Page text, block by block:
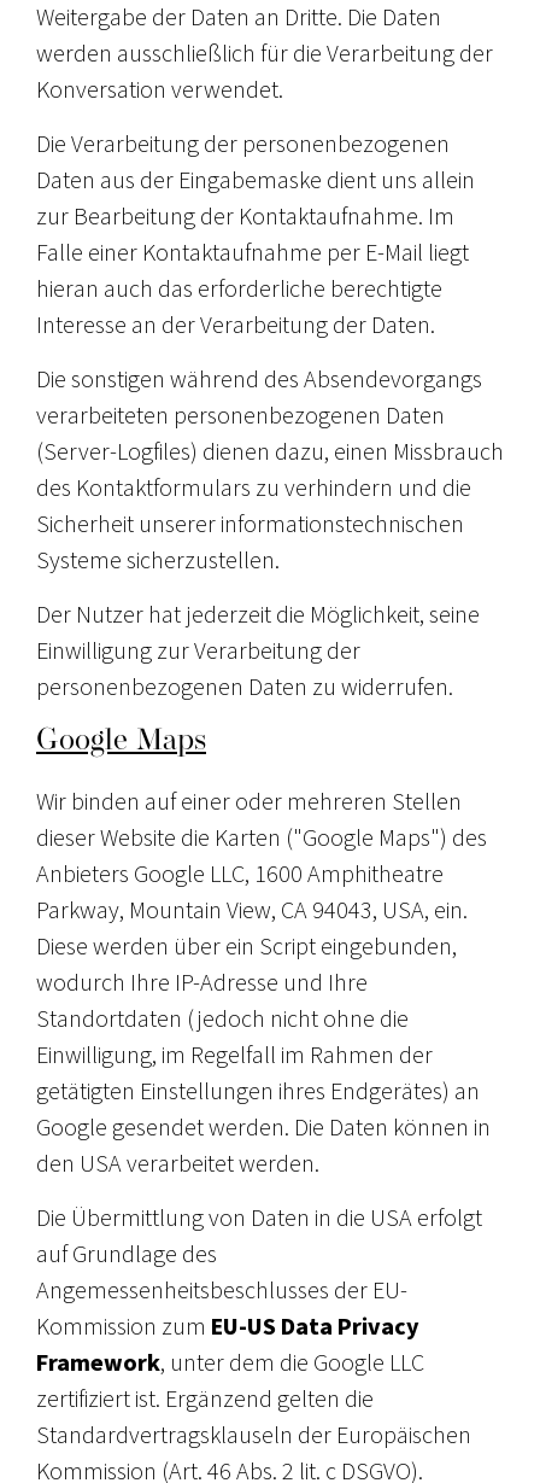
Weitergabe der Daten an Dritte. Die Daten
werden ausschließlich für die Verarbeitung der
Konversation verwendet.
Die Verarbeitung der personenbezogenen
Daten aus der Eingabemaske dient uns allein
zur Bearbeitung der Kontaktaufnahme. Im
Falle einer Kontaktaufnahme per E-Mail liegt
hieran auch das erforderliche berechtigte
Interesse an der Verarbeitung der Daten.
Die sonstigen während des Absendevorgangs
verarbeiteten personenbezogenen Daten
(Server-Logfiles) dienen dazu, einen Missbrauch
des Kontaktformulars zu verhindern und die
Sicherheit unserer informationstechnischen
Systeme sicherzustellen.
Der Nutzer hat jederzeit die Möglichkeit, seine
Einwilligung zur Verarbeitung der
personenbezogenen Daten zu widerrufen.
Google Maps
Wir binden auf einer oder mehreren Stellen
dieser Website die Karten ("Google Maps") des
Anbieters Google LLC, 1600 Amphitheatre
Parkway, Mountain View, CA 94043, USA, ein.
Diese werden über ein Script eingebunden,
wodurch Ihre IP-Adresse und Ihre
Standortdaten (jedoch nicht ohne die
Einwilligung, im Regelfall im Rahmen der
getätigten Einstellungen ihres Endgerätes) an
Google gesendet werden. Die Daten können in
den USA verarbeitet werden.
Die Übermittlung von Daten in die USA erfolgt
auf Grundlage des
Angemessenheitsbeschlusses der EU-
Kommission zum EU-US Data Privacy
Framework, unter dem die Google LLC
zertifiziert ist. Ergänzend gelten die
Standardvertragsklauseln der Europäischen
Kommission (Art. 46 Abs. 2 lit. c DSGVO).